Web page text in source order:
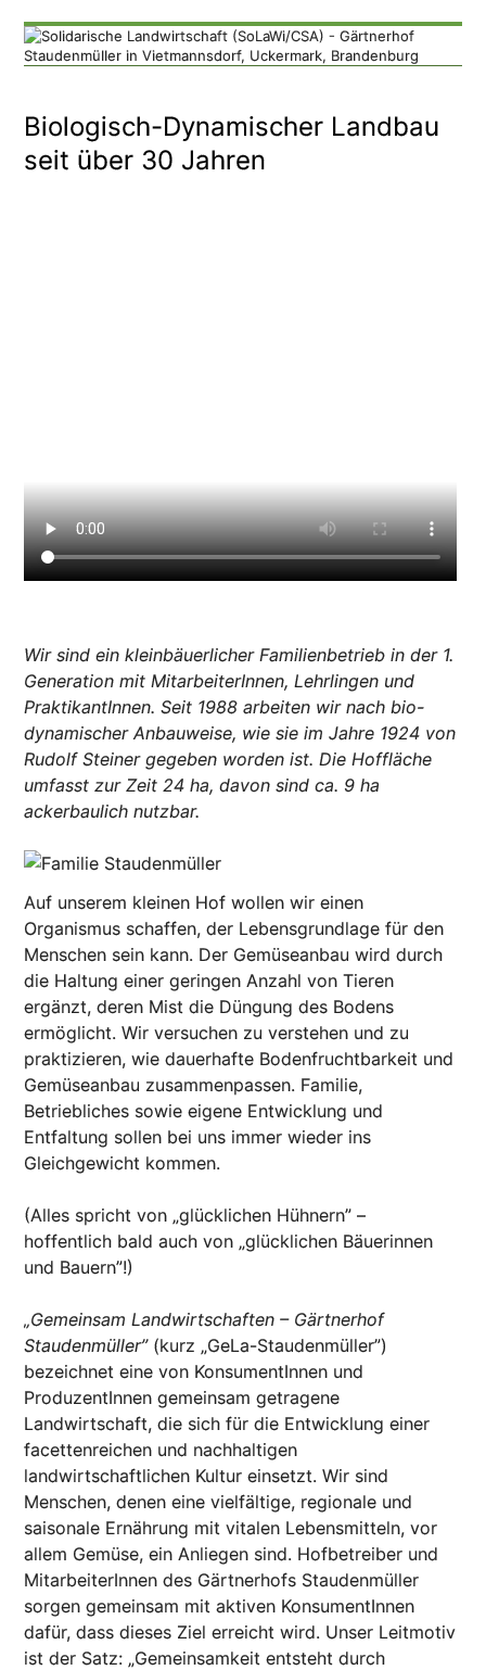
Biologisch-Dynamischer Landbau
seit über 30 Jahren
Wir sind ein kleinbäuerlicher Familienbetrieb in der 1.
Generation mit MitarbeiterInnen, Lehrlingen und
PraktikantInnen. Seit 1988 arbeiten wir nach bio-
dynamischer Anbauweise, wie sie im Jahre 1924 von
Rudolf Steiner gegeben worden ist. Die Hoffläche
umfasst zur Zeit 24 ha, davon sind ca. 9 ha
ackerbaulich nutzbar.
Auf unserem kleinen Hof wollen wir einen
Organismus schaffen, der Lebensgrundlage für den
Menschen sein kann. Der Gemüseanbau wird durch
die Haltung einer geringen Anzahl von Tieren
ergänzt, deren Mist die Düngung des Bodens
ermöglicht. Wir versuchen zu verstehen und zu
praktizieren, wie dauerhafte Bodenfruchtbarkeit und
Gemüseanbau zusammenpassen. Familie,
Betriebliches sowie eigene Entwicklung und
Entfaltung sollen bei uns immer wieder ins
Gleichgewicht kommen.
(Alles spricht von „glücklichen Hühnern” –
hoffentlich bald auch von „glücklichen Bäuerinnen
und Bauern”!)
„Gemeinsam Landwirtschaften – Gärtnerhof
Staudenmüller” (kurz „GeLa-Staudenmüller”)
bezeichnet eine von KonsumentInnen und
ProduzentInnen gemeinsam getragene
Landwirtschaft, die sich für die Entwicklung einer
facettenreichen und nachhaltigen
landwirtschaftlichen Kultur einsetzt. Wir sind
Menschen, denen eine vielfältige, regionale und
saisonale Ernährung mit vitalen Lebensmitteln, vor
allem Gemüse, ein Anliegen sind. Hofbetreiber und
MitarbeiterInnen des Gärtnerhofs Staudenmüller
sorgen gemeinsam mit aktiven KonsumentInnen
dafür, dass dieses Ziel erreicht wird. Unser Leitmotiv
ist der Satz: „Gemeinsamkeit entsteht durch